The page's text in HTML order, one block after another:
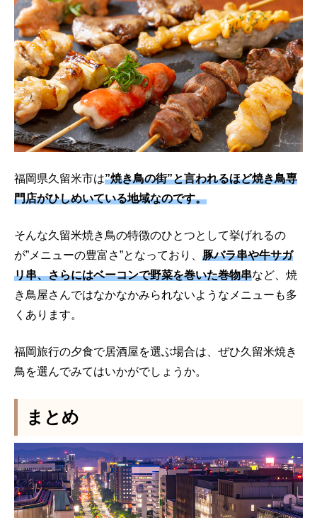
福岡県久留米市は”焼き鳥の街”と言われるほど焼き鳥専
門店がひしめいている地域なのです。
そんな久留米焼き鳥の特徴のひとつとして挙げれるの
が”メニューの豊富さ”となっており、 豚バラ串や牛サガ
リ串、さらにはベーコンで野菜を巻いた巻物串など、焼
き鳥屋さんではなかなかみられないようなメニューも多
くあります。
福岡旅行の夕食で居酒屋を選ぶ場合は、ぜひ久留米焼き
鳥を選んでみてはいかがでしょうか。
まとめ